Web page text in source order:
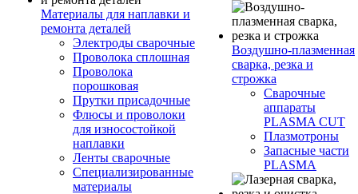
Материалы для наплавки и
ремонта деталей
Электроды сварочные
Проволока сплошная
Проволока
порошковая
Прутки присадочные
Флюсы и проволоки
для износостойкой
наплавки
Ленты сварочные
Специализированные
материалы
Воздушно-плазменная
сварка, резка и
строжка
Сварочные
аппараты
PLASMA CUT
Плазмотроны
Запасные части
PLASMA